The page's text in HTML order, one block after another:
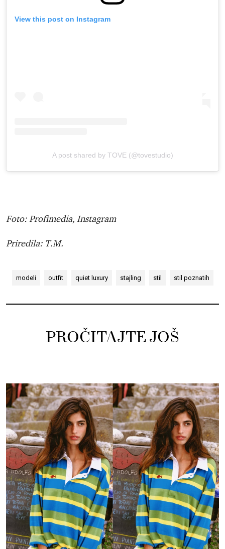
View this post on Instagram
A post shared by TOVE (@tovestudio)
Foto: Profimedia, Instagram
Priredila: T.M.
modeli outfit quiet luxury stajling stil stil poznatih
PROČITAJTE JOŠ